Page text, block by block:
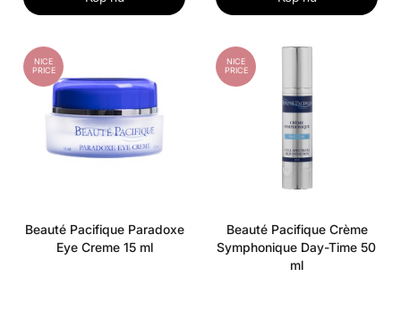
NICE
PRICE
Beauté Pacifique Paradoxe
Eye Creme 15 ml
NICE
PRICE
Beauté Pacifique Crème
Symphonique Day-Time 50
ml